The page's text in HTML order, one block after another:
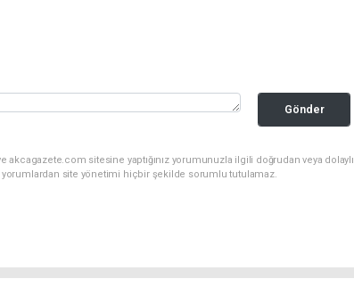
Gönder
akcagazete.com sitesine yaptığınız yorumunuzla ilgili doğrudan veya dolaylı
site yönetimi hiçbir şekilde sorumlu tutulamaz.